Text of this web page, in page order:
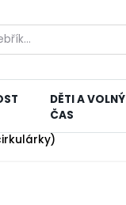
DĚTI A VOLNÝ
ČAS